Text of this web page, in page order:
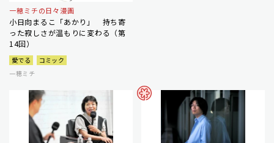
一穂ミチの日々漫画
小日向まるこ「あかり」 持ち寄
った寂しさが温もりに変わる（第
14回）
愛でる
コミック
一穂ミチ